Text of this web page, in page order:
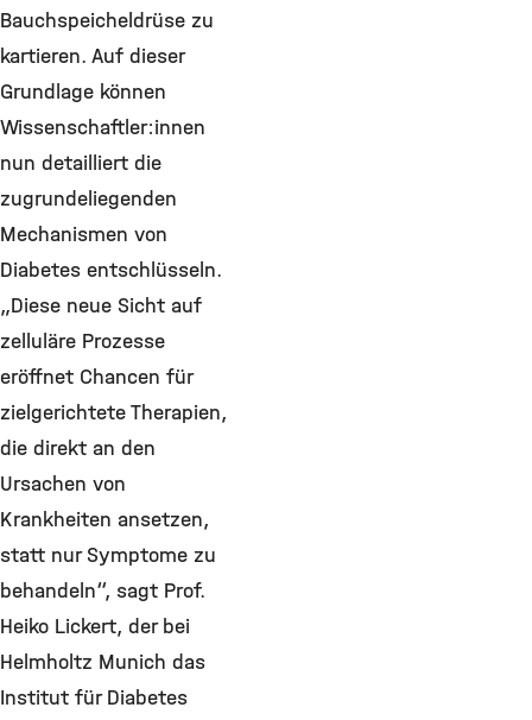
Bauchspeicheldrüse zu
kartieren. Auf dieser
Grundlage können
Wissenschaftler:innen
nun detailliert die
zugrundeliegenden
Mechanismen von
Diabetes entschlüsseln.
„Diese neue Sicht auf
zelluläre Prozesse
eröffnet Chancen für
zielgerichtete Therapien,
die direkt an den
Ursachen von
Krankheiten ansetzen,
statt nur Symptome zu
behandeln“, sagt Prof.
Heiko Lickert, der bei
Helmholtz Munich das
Institut für Diabetes